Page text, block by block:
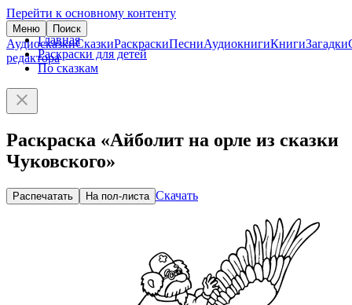
Перейти к основному контенту
Меню Поиск
АудиосказкиСказкиРаскраскиПесниАудиокнигиКнигиЗагадки
редактора
Главная
Раскраски для детей
По сказкам
Раскраска «Айболит на орле из сказки
Чуковского»
Распечатать На пол-листа Скачать